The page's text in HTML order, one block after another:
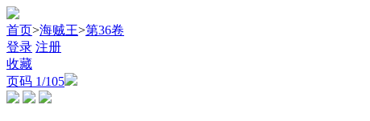
首页>海贼王>第36卷
登录 注册
收藏
页码 1/105